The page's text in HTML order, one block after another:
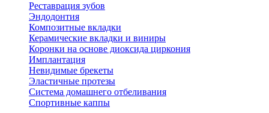
Реставрация зубов
Эндодонтия
Композитные вкладки
Керамические вкладки и виниры
Коронки на основе диоксида циркония
Имплантация
Невидимые брекеты
Эластичные протезы
Система домашнего отбеливания
Спортивные каппы